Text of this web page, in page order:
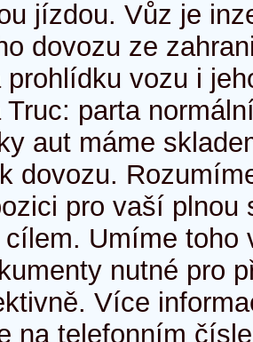
jízdou. Vůz je
dovozu ze
prohlídku vozu i
Truc: parta
aut máme
dovozu.
pro vaší plnou
Umíme toho
nutné pro
Více
na telefonním